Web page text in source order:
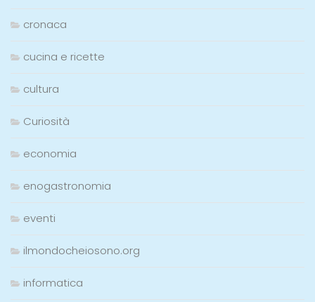
cronaca
cucina e ricette
cultura
Curiosità
economia
enogastronomia
eventi
ilmondocheiosono.org
informatica